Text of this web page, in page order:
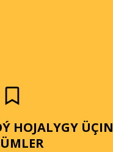
HOJALYGY ÜÇIN